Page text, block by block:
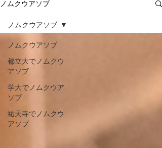
ノムクウアソブ
ノムクウアソブ
都立大でノムクウ
アソブ
学大でノムクウア
ソブ
祐天寺でノムクウ
アソブ
ノムクウアソブ